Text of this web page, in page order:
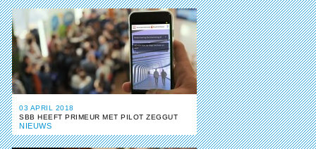
03 APRIL 2018
SBB HEEFT PRIMEUR MET PILOT ZEGGUT
NIEUWS